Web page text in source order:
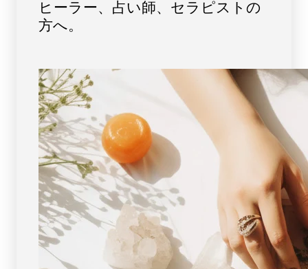
No.8
現
物・
一
点
物
パ
ワ
ー
ス
ト
ー
No.8
点
物
]
パ
ワ
ー
ス
ト
ヒーラー、占い師、セラピストの
方へ。